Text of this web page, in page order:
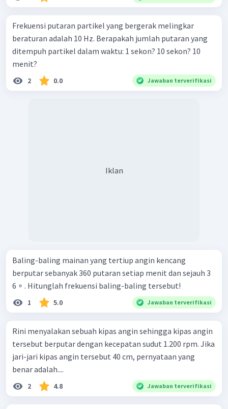
Frekuensi putaran partikel yang bergerak melingkar
beraturan adalah 10 Hz. Berapakah jumlah putaran yang
ditempuh partikel dalam waktu: 1 sekon? 10 sekon? 10
menit?
2 0.0 Jawaban terverifikasi
Iklan
Baling-baling mainan yang tertiup angin kencang
berputar sebanyak 360 putaran setiap menit dan sejauh 3
6 ∘ . Hitunglah frekuensi baling-baling tersebut!
1 5.0 Jawaban terverifikasi
Rini menyalakan sebuah kipas angin sehingga kipas angin
tersebut berputar dengan kecepatan sudut 1.200 rpm. Jika
jari-jari kipas angin tersebut 40 cm, pernyataan yang
benar adalah....
2 4.8 Jawaban terverifikasi